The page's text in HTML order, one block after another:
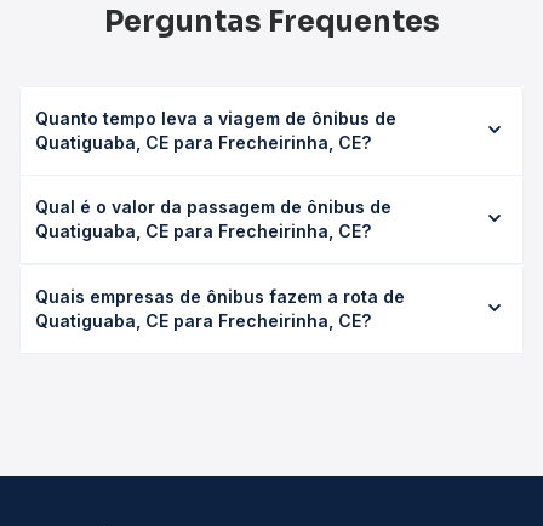
Perguntas Frequentes
Quanto tempo leva a viagem de ônibus de
Quatiguaba, CE para Frecheirinha, CE?
CE leva em média 0 horas, podendo variar conforme a
viação, o tipo de serviço (convencional, executivo ou
exata de cada opção na data desejada.
Qual é o valor da passagem de ônibus de
Quatiguaba, CE para Frecheirinha, CE?
Frecheirinha, CE custa em média não identificado e varia
conforme a data da viagem, a empresa, o tipo de poltrona
Quais empresas de ônibus fazem a rota de
Quatiguaba, CE para Frecheirinha, CE?